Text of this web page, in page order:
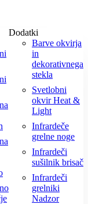
Dodatki
Barve okvirja
in
dekorativnega
stekla
Svetlobni
okvir Heat &
Light
Infrardeče
grelne noge
Infrardeči
sušilnik brisač
Infrardeči
grelniki
Nadzor